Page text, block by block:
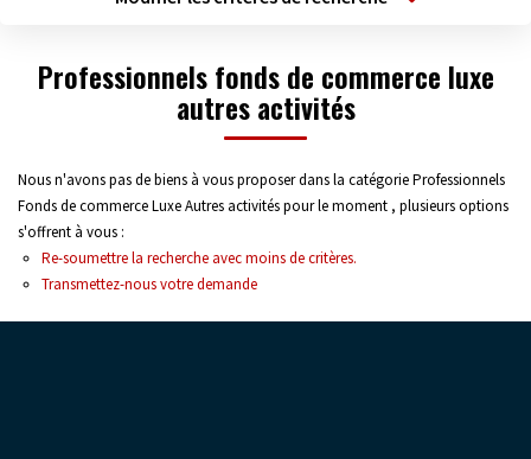
GESTION
Espace Propriétaire
Espace Locataire
NOTRE AGENCE
Sélectionnez...
Type de bien
Surface min
Créer une alerte
Professionnels fonds de commerce luxe
autres activités
Nous n'avons pas de biens à vous proposer dans la catégorie Professionnels
Fonds de commerce Luxe Autres activités pour le moment , plusieurs options
s'offrent à vous :
Re-soumettre la recherche avec moins de critères.
Transmettez-nous votre demande